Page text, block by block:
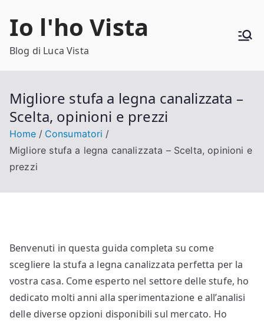
Io l'ho Vista
Blog di Luca Vista
Migliore stufa a legna canalizzata –
Scelta, opinioni e prezzi
Home
Consumatori
Migliore stufa a legna canalizzata – Scelta, opinioni e
prezzi
Benvenuti in questa guida completa su come
scegliere la stufa a legna canalizzata perfetta per la
vostra casa. Come esperto nel settore delle stufe, ho
dedicato molti anni alla sperimentazione e all’analisi
delle diverse opzioni disponibili sul mercato. Ho